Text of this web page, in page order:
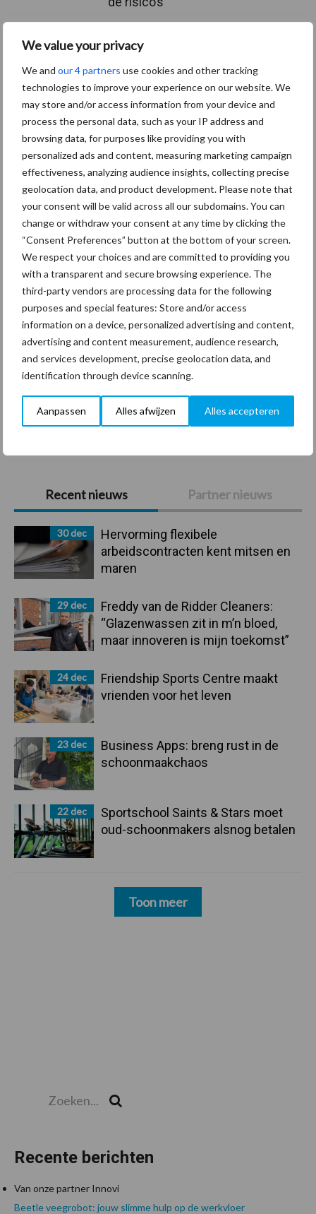
We value your privacy
We and our 4 partners use cookies and other tracking
technologies to improve your experience on our website. We
may store and/or access information from your device and
process the personal data, such as your IP address and
browsing data, for purposes like providing you with
personalized ads and content, measuring marketing campaign
effectiveness, analyzing audience insights, collecting precise
geolocation data, and product development. Please note that
your consent will be valid across all our subdomains. You can
change or withdraw your consent at any time by clicking the
“Consent Preferences” button at the bottom of your screen.
We respect your choices and are committed to providing you
with a transparent and secure browsing experience. The
third-party vendors are processing data for the following
purposes and special features: Store and/or access
information on a device, personalized advertising and content,
advertising and content measurement, audience research,
and services development, precise geolocation data, and
identification through device scanning.
Aanpassen Alles afwijzen Alles accepteren
Primaire
Sidebar
Recent nieuws Partner nieuws
30 dec
Hervorming flexibele
arbeidscontracten kent mitsen en
maren
29 dec
Freddy van de Ridder Cleaners:
“Glazenwassen zit in m’n bloed,
maar innoveren is mijn toekomst”
24 dec
Friendship Sports Centre maakt
vrienden voor het leven
23 dec
Business Apps: breng rust in de
schoonmaakchaos
22 dec
Sportschool Saints & Stars moet
oud-schoonmakers alsnog betalen
Toon meer
Recente berichten
Van onze partner Innovi
Beetle veegrobot: jouw slimme hulp op de werkvloer
Hervorming flexibele
arbeidscontracten kent
mitsen en maren
Freddy van de Ridder
Cleaners: “Glazenwassen
zit in m’n bloed, maar
innoveren is mijn toekomst”
Thema's Vakpartners
Coronavirus UVC
Toon meer